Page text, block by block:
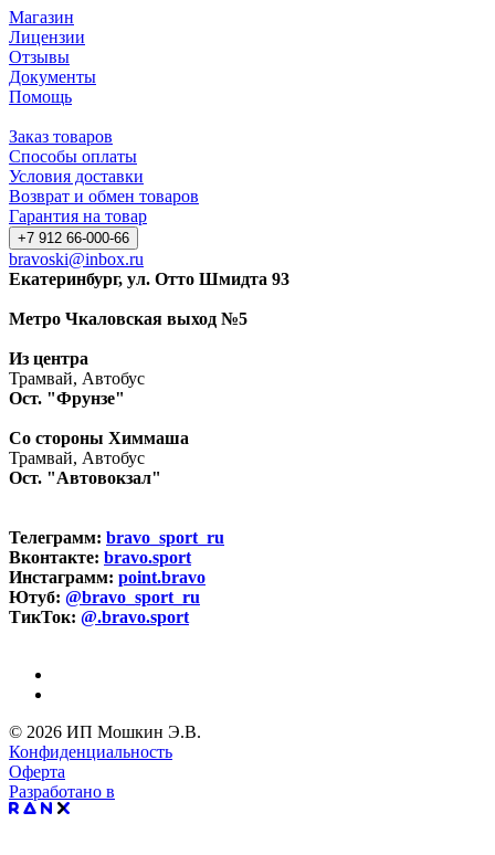
Магазин
Лицензии
Отзывы
Документы
Помощь
Заказ товаров
Способы оплаты
Условия доставки
Возврат и обмен товаров
Гарантия на товар
+7 912 66-000-66
bravoski@inbox.ru
Екатеринбург, ул. Отто Шмидта 93
Метро Чкаловская выход №5
Из центра
Трамвай, Автобус
Ост. "Фрунзе"
Со стороны Химмаша
Трамвай, Автобус
Ост. "Автовокзал"
Телеграмм: bravo_sport_ru
Вконтакте: bravo.sport
Инстаграмм: point.bravo
Ютуб: @bravo_sport_ru
ТикТок: @.bravo.sport
© 2026 ИП Мошкин Э.В.
Конфиденциальность
Оферта
Разработано в